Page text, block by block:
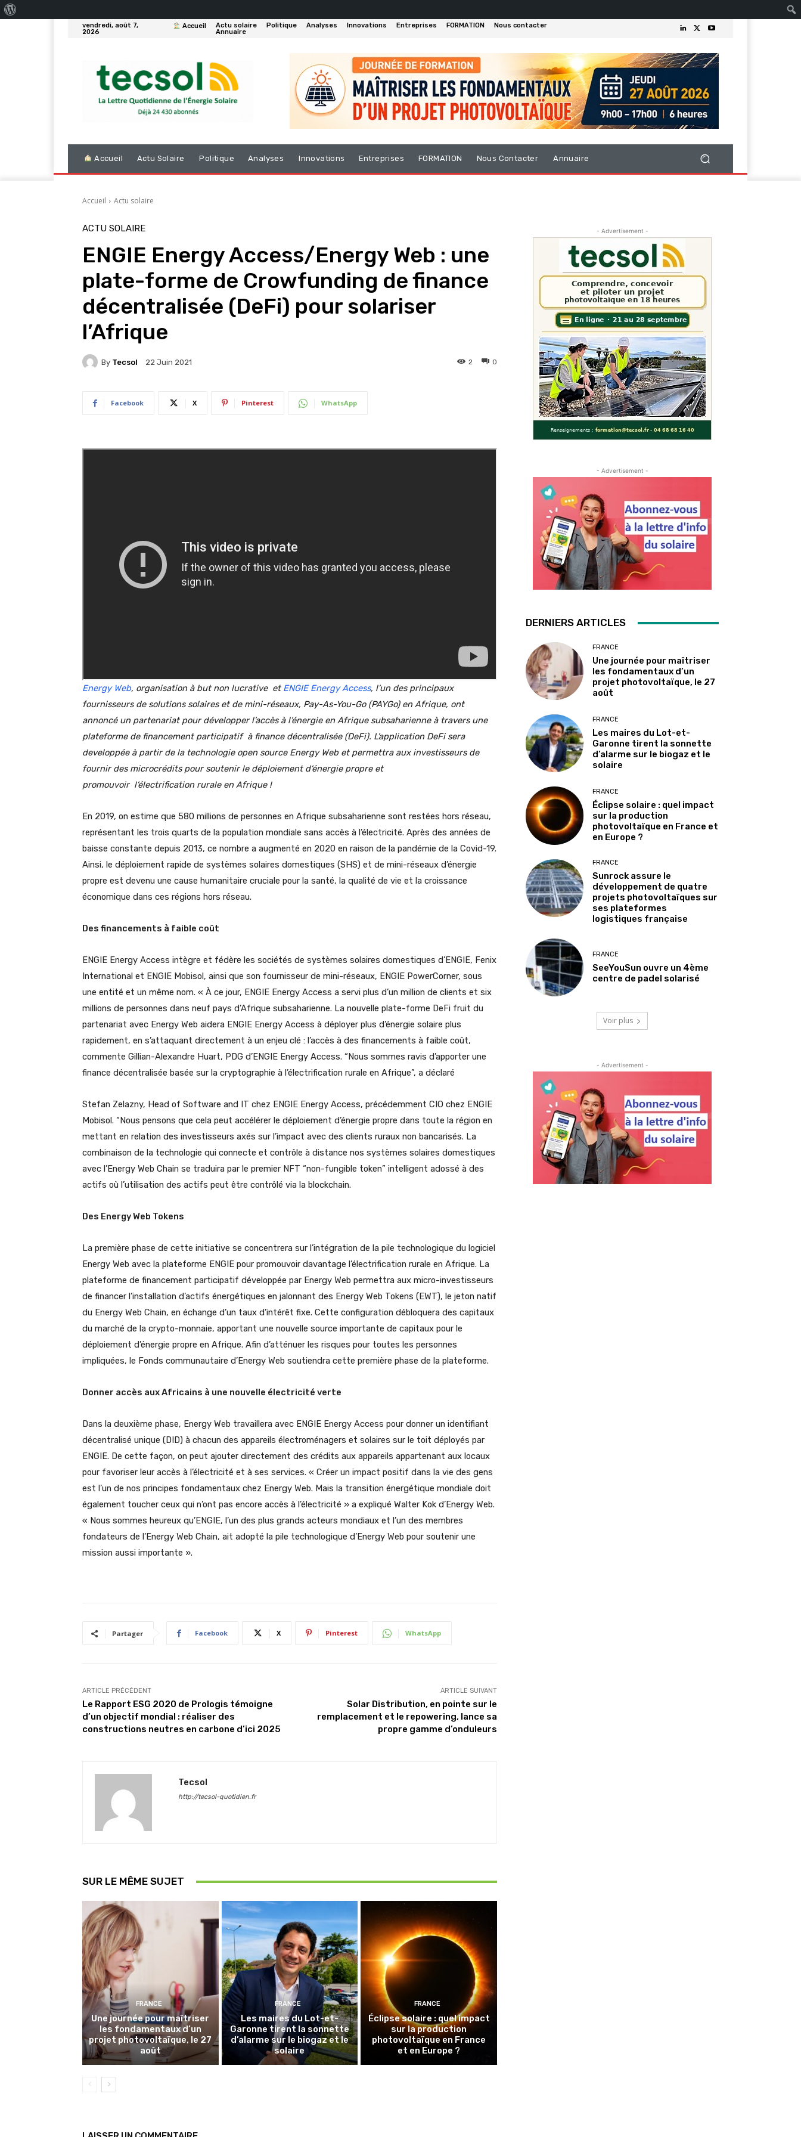
vendredi, août 7,
2026
Accueil Actu solaire Politique Analyses Innovations Entreprises FORMATION
Nous contacter
Annuaire
Accueil Actu Solaire Politique Analyses Innovations Entreprises FORMATION Nous Contacter Annuaire
Accueil Actu solaire
ACTU SOLAIRE
ENGIE Energy Access/Energy Web : une
plate-forme de Crowfunding de finance
décentralisée (DeFi) pour solariser
l’Afrique
By Tecsol 22 Juin 2021 0
2
Facebook X Pinterest WhatsApp
Energy Web, organisation à but non lucrative et ENGIE Energy Access, l’un des principaux
fournisseurs de solutions solaires et de mini-réseaux, Pay-As-You-Go (PAYGo) en Afrique, ont
annoncé un partenariat pour développer l’accès à l’énergie en Afrique subsaharienne à travers une
plateforme de financement participatif à finance décentralisée (DeFi). L’application DeFisera
developpée à partir de la technologie open source Energy Webet permettra aux investisseurs de
fournir des microcrédits pour soutenir le déploiement d’énergie propre et
promouvoir l’électrification rurale en Afrique !
En 2019, on estime que 580 millions de personnes en Afrique subsaharienne sont restées hors réseau,
représentant les trois quarts de la population mondiale sans accès à l’électricité. Après des années de
baisse constante depuis 2013, ce nombre a augmenté en 2020 en raison de la pandémie de la Covid-19.
Ainsi, le déploiement rapide de systèmes solaires domestiques (SHS) et de mini-réseaux d’énergie
propre est devenu une cause humanitaire cruciale pour la santé, la qualité de vie et la croissance
économique dans ces régions hors réseau.
Des financements à faible coût
ENGIE Energy Access intègre et fédère les sociétés de systèmes solaires domestiques d’ENGIE, Fenix
International et ENGIE Mobisol, ainsi que son fournisseur de mini-réseaux, ENGIE PowerCorner, sous
une entité et un même nom. « À ce jour, ENGIE Energy Access a servi plus d’un million de clients et six
millions de personnes dans neuf pays d’Afrique subsaharienne. La nouvelle plate-forme DeFi fruit du
partenariat avec Energy Web aidera ENGIE Energy Access à déployer plus d’énergie solaire plus
rapidement, en s’attaquant directement à un enjeu clé : l’accès à des financements à faible coût,
commente Gillian-Alexandre Huart, PDG d’ENGIE Energy Access. “Nous sommes ravis d’apporter une
finance décentralisée basée sur la cryptographie à l’électrification rurale en Afrique”, a déclaré
Stefan Zelazny, Head of Software and IT chez ENGIE Energy Access, précédemment CIO chez ENGIE
Mobisol. “Nous pensons que cela peut accélérer le déploiement d’énergie propre dans toute la région en
mettant en relation des investisseurs axés sur l’impact avec des clients ruraux non bancarisés. La
combinaison de la technologie qui connecte et contrôle à distance nos systèmes solaires domestiques
avec l’Energy Web Chain se traduira par le premier NFT “non-fungible token” intelligent adossé à des
actifs où l’utilisation des actifs peut être contrôlé via la blockchain.
Des Energy Web Tokens
La première phase de cette initiative se concentrera sur l’intégration de la pile technologique du logiciel
Energy Web avec la plateforme ENGIE pour promouvoir davantage l’électrification rurale en Afrique. La
plateforme de financement participatif développée par Energy Web permettra aux micro-investisseurs
de financer l’installation d’actifs énergétiques en jalonnant des Energy Web Tokens (EWT), le jeton natif
du Energy Web Chain, en échange d’un taux d’intérêt fixe. Cette configuration débloquera des capitaux
du marché de la crypto-monnaie, apportant une nouvelle source importante de capitaux pour le
déploiement d’énergie propre en Afrique. Afin d’atténuer les risques pour toutes les personnes
impliquées, le Fonds communautaire d’Energy Web soutiendra cette première phase de la plateforme.
Donner accès aux Africains à une nouvelle électricité verte
Dans la deuxième phase, Energy Web travaillera avec ENGIE Energy Access pour donner un identifiant
décentralisé unique (DID) à chacun des appareils électroménagers et solaires sur le toit déployés par
ENGIE. De cette façon, on peut ajouter directement des crédits aux appareils appartenant aux locaux
pour favoriser leur accès à l’électricité et à ses services. « Créer un impact positif dans la vie des gens
est l’un de nos principes fondamentaux chez Energy Web. Mais la transition énergétique mondiale doit
également toucher ceux qui n’ont pas encore accès à l’électricité » a expliqué Walter Kok d’Energy Web.
« Nous sommes heureux qu’ENGIE, l’un des plus grands acteurs mondiaux et l’un des membres
fondateurs de l’Energy Web Chain, ait adopté la pile technologique d’Energy Web pour soutenir une
mission aussi importante ».
Partager Facebook X Pinterest WhatsApp
ARTICLE PRÉCÉDENT
Le Rapport ESG 2020 de Prologis témoigne
d’un objectif mondial : réaliser des
constructions neutres en carbone d’ici 2025
ARTICLE SUIVANT
Solar Distribution, en pointe sur le
remplacement et le repowering, lance sa
propre gamme d’onduleurs
Tecsol
http://tecsol-quotidien.fr
SUR LE MÊME SUJET
FRANCE
Une journée pour maîtriser
les fondamentaux d’un
projet photovoltaïque, le 27
août
FRANCE
Les maires du Lot-et-
Garonne tirent la sonnette
d’alarme sur le biogaz et le
solaire
FRANCE
Éclipse solaire : quel impact
sur la production
photovoltaïque en France
et en Europe ?
- Advertisement -
- Advertisement -
DERNIERS ARTICLES
FRANCE
Une journée pour maîtriser
les fondamentaux d’un
projet photovoltaïque, le 27
août
FRANCE
Les maires du Lot-et-
Garonne tirent la sonnette
d’alarme sur le biogaz et le
solaire
FRANCE
Éclipse solaire : quel impact
sur la production
photovoltaïque en France et
en Europe ?
FRANCE
Sunrock assure le
développement de quatre
projets photovoltaïques sur
ses plateformes
logistiques française
FRANCE
SeeYouSun ouvre un 4ème
centre de padel solarisé
Voir plus
- Advertisement -